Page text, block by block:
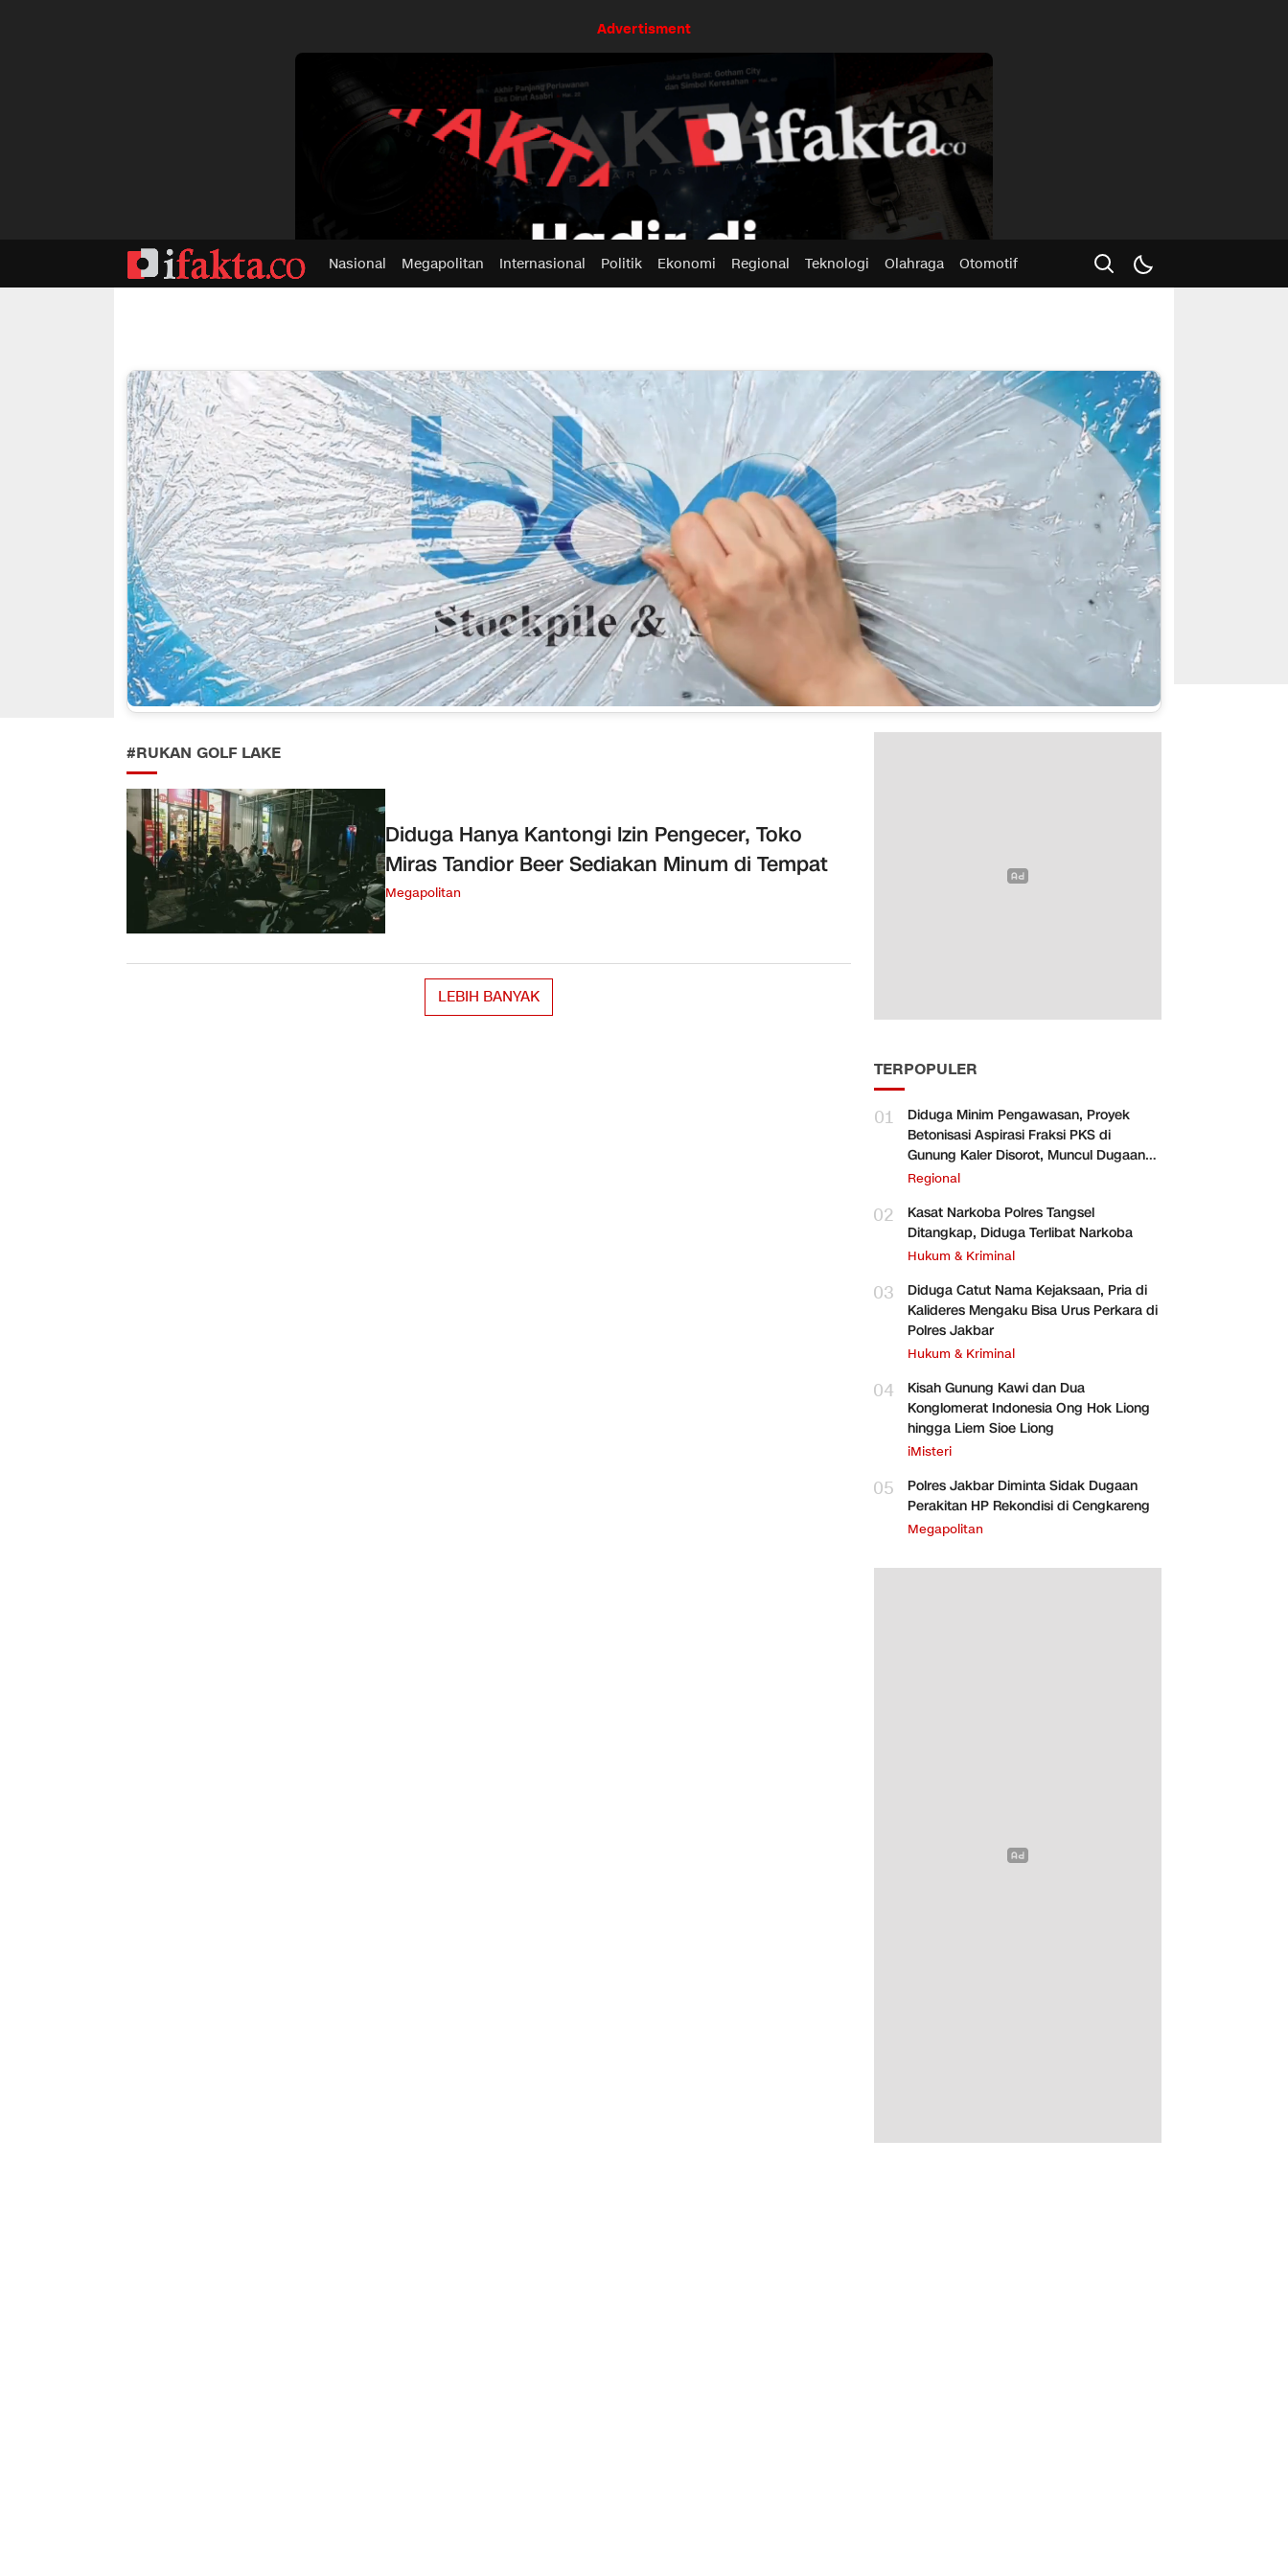
Advertisment
Nasional Megapolitan Internasional Politik Ekonomi Regional Teknologi Olahraga Otomotif
#RUKAN GOLF LAKE
Diduga Hanya Kantongi Izin Pengecer, Toko
Miras Tandior Beer Sediakan Minum di Tempat
Megapolitan
LEBIH BANYAK
TERPOPULER
01
Diduga Minim Pengawasan, Proyek
Betonisasi Aspirasi Fraksi PKS di
Gunung Kaler Disorot, Muncul Dugaan
Pengurangan Volume
Regional
02
Kasat Narkoba Polres Tangsel
Ditangkap, Diduga Terlibat Narkoba
Hukum & Kriminal
03
Diduga Catut Nama Kejaksaan, Pria di
Kalideres Mengaku Bisa Urus Perkara di
Polres Jakbar
Hukum & Kriminal
04
Kisah Gunung Kawi dan Dua
Konglomerat Indonesia Ong Hok Liong
hingga Liem Sioe Liong
iMisteri
05
Polres Jakbar Diminta Sidak Dugaan
Perakitan HP Rekondisi di Cengkareng
Megapolitan